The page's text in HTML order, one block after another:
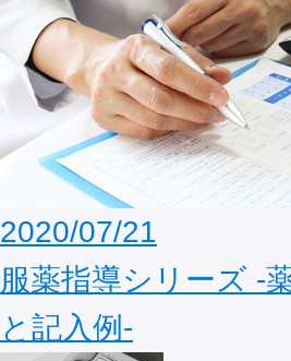
2020/07/21
服薬指導シリーズ ‐
と記入例‐